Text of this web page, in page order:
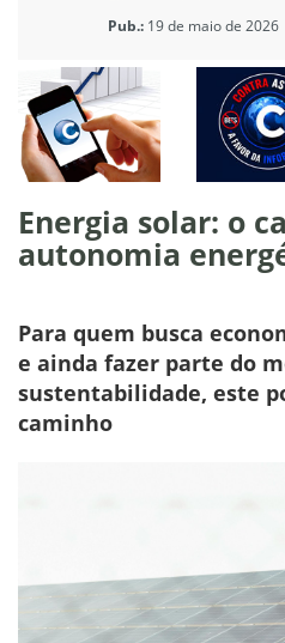
Pub.: 19 de maio de 2026
Energia solar: o
autonomia
Para quem busca
e ainda fazer parte do
sustentabilidade, este
caminho